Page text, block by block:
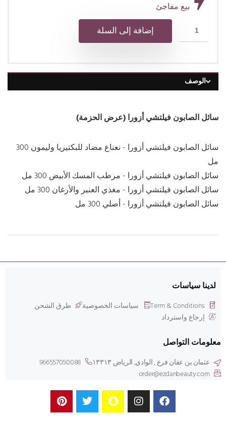
بيع مفاجئ
إضافة إلى السلة
الوصف
سائل الصابون فيلتشي أزورا (عرض الحزمة)
سائل الصابون فيلتشي أزورا - نعناع مضاد للبكتيريا وليمون 300
مل
سائل الصابون فيلتشي أزورا - مرطب المسك الأبيض 300 مل
سائل الصابون فيلتشي أزورا - مغذي العنبر والأرغان 300 مل
سائل الصابون فيلتشي أزورا - أصلي 300 مل
لدينا سياسات
Term & Conditions سياسات الخصوصية
طرق الشحن
إرجاع واسترداد
معلومات التواصل
عثمان بن عفان فرع , الوادي, الرياض ۱۳۳۱۳
966557050088
order@ezdanbeauty.com